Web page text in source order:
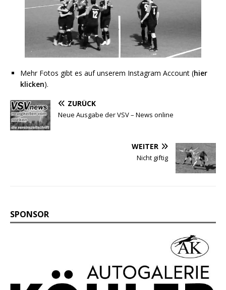
Mehr Fotos gibt es auf unserem Instagram Account (hier
klicken).
ZURÜCK
Neue Ausgabe der VSV – News online
WEITER
Nicht giftig
SPONSOR